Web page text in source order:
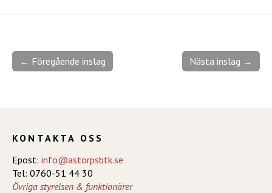
Nästa inslag →
← Föregående inslag
KONTAKTA OSS
Epost: info@astorpsbtk.se
Tel: 0760-51 44 30
Övriga styrelsen & funktionärer